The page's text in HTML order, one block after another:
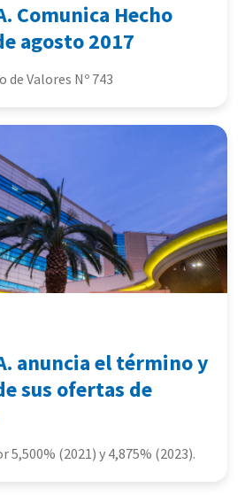
Comunica Hecho
agosto 2017
Valores Nº 743
anuncia el término y
sus ofertas de
5,500% (2021) y 4,875% (2023).